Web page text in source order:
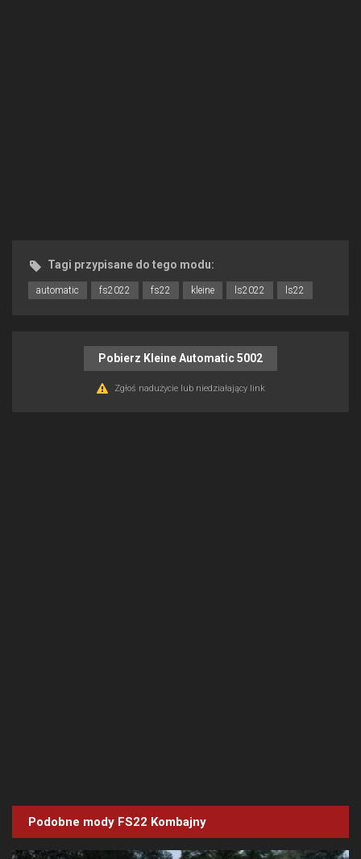
Tagi przypisane do tego modu:
automatic fs2022 fs22 kleine ls2022 ls22
Pobierz Kleine Automatic 5002
Zgłoś nadużycie lub niedziałający link
Podobne mody FS22 Kombajny